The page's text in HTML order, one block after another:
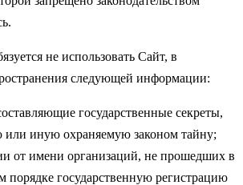
не использовать Сайт, в
следующей информации:
государственные секреты,
или иную охраняемую законом тайну;
от имени организаций, не прошедших в
порядке государственную регистрацию